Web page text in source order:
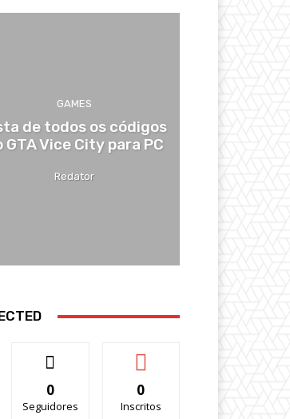
GAMES
de todos os códigos
GTA Vice City para PC
Redator
0
Seguidores
0
Inscritos